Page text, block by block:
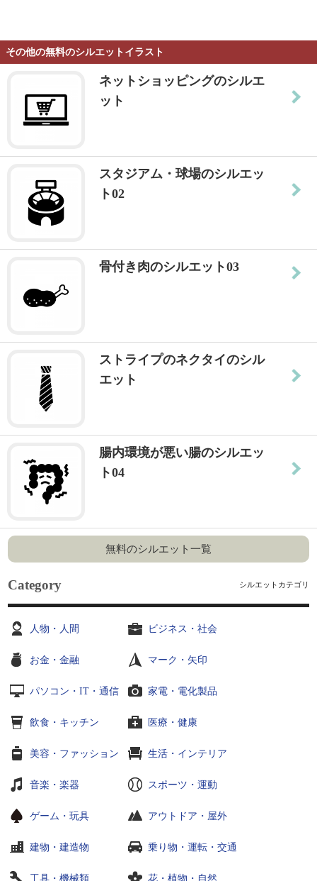
その他の無料のシルエットイラスト
ネットショッピングのシルエ
ット
スタジアム・球場のシルエッ
ト02
骨付き肉のシルエット03
ストライプのネクタイのシル
エット
腸内環境が悪い腸のシルエッ
ト04
無料のシルエット一覧
Category シルエットカテゴリ
人物・人間 ビジネス・社会
お金・金融 マーク・矢印
パソコン・IT・通信 家電・電化製品
飲食・キッチン 医療・健康
美容・ファッション 生活・インテリア
音楽・楽器 スポーツ・運動
ゲーム・玩具 アウトドア・屋外
建物・建造物 乗り物・運転・交通
工具・機械類 花・植物・自然